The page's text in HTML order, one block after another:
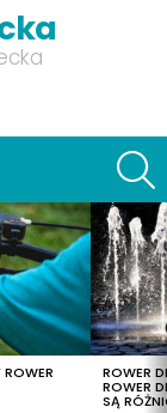
ROWER
ROWER
SĄ